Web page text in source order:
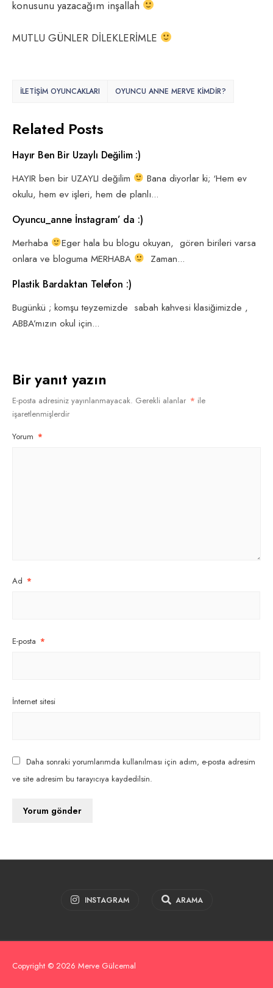
konusunu yazacağım inşallah
MUTLU GÜNLER DİLEKLERİMLE
İLETIŞIM OYUNCAKLARI OYUNCU ANNE MERVE KIMDIR?
Related Posts
Hayır Ben Bir Uzaylı Değilim :)
HAYIR ben bir UZAYLI değilim
Bana diyorlar ki; ‘Hem ev
okulu, hem ev işleri, hem de planlı...
Oyuncu_anne İnstagram’ da :)
Merhaba
Eger hala bu blogu okuyan, gören birileri varsa
onlara ve bloguma MERHABA
Zaman...
Plastik Bardaktan Telefon :)
Bugünkü ; komşu teyzemizde sabah kahvesi klasiğimizde ,
ABBA’mızın okul için...
Bir yanıt yazın
E-posta adresiniz yayınlanmayacak. Gerekli alanlar * ile
işaretlenmişlerdir
Yorum *
Ad *
E-posta *
İnternet sitesi
Daha sonraki yorumlarımda kullanılması için adım, e-posta adresim
ve site adresim bu tarayıcıya kaydedilsin.
INSTAGRAM ARAMA
Copyright © 2026 Merve Gülcemal